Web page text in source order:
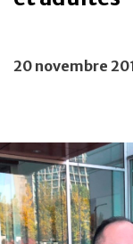
20 novembre